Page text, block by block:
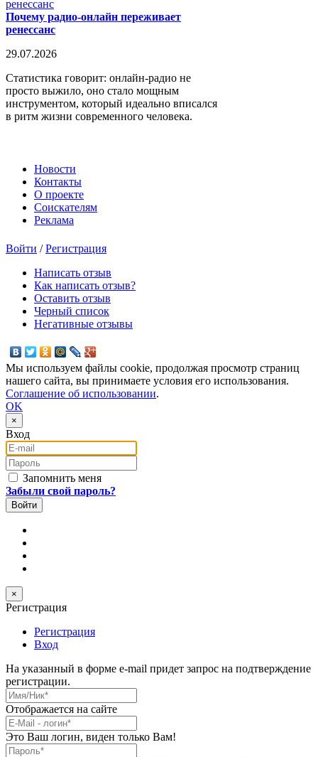
Почему радио-онлайн переживает
ренессанс
29.07.2026
Статистика говорит: онлайн-радио не
просто выжило, оно стало мощным
инструментом, который идеально вписался
в ритм жизни современного человека.
Новости
Контакты
О проекте
Соискателям
Реклама
Войти /Регистрация
Написать отзыв
Как написать отзыв?
Оставить отзыв
Черный список
Негативные отзывы
Мы используем файлы cookie, продолжая просмотр страниц
нашего сайта, вы принимаете условия его использования.
Соглашение об использовании.
OK
×
Вход
E-mail
Пароль
Запомнить меня
Забыли свой пароль?
×
Регистрация
Регистрация
Вход
На указанный в форме e-mail придет запрос на подтверждение
регистрации.
Имя/Ник
Отображается на сайте
E-Mail *
Это Ваш логин, виден только Вам!
Пароль*